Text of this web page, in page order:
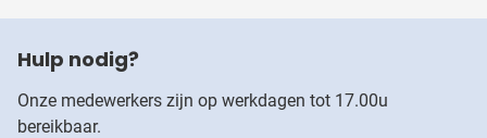
Hulp nodig?
Onze medewerkers zijn op werkdagen tot 17.00u
bereikbaar.